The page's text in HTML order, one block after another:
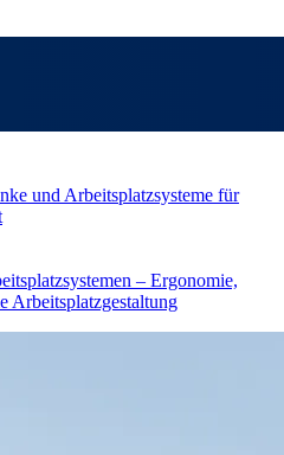
und Arbeitsplatzsysteme für
– Ergonomie,